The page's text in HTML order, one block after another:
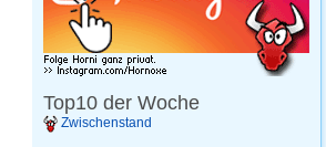
Top10 der Woche
Zwischenstand